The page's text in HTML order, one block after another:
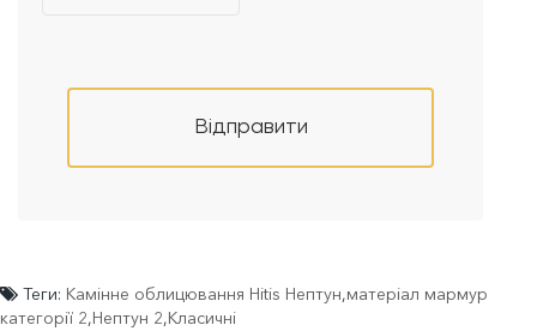
Відправити
Теги: Камінне облицювання Hitis Нептун,матеріал мармур
категорії 2,Нептун 2,Класичні